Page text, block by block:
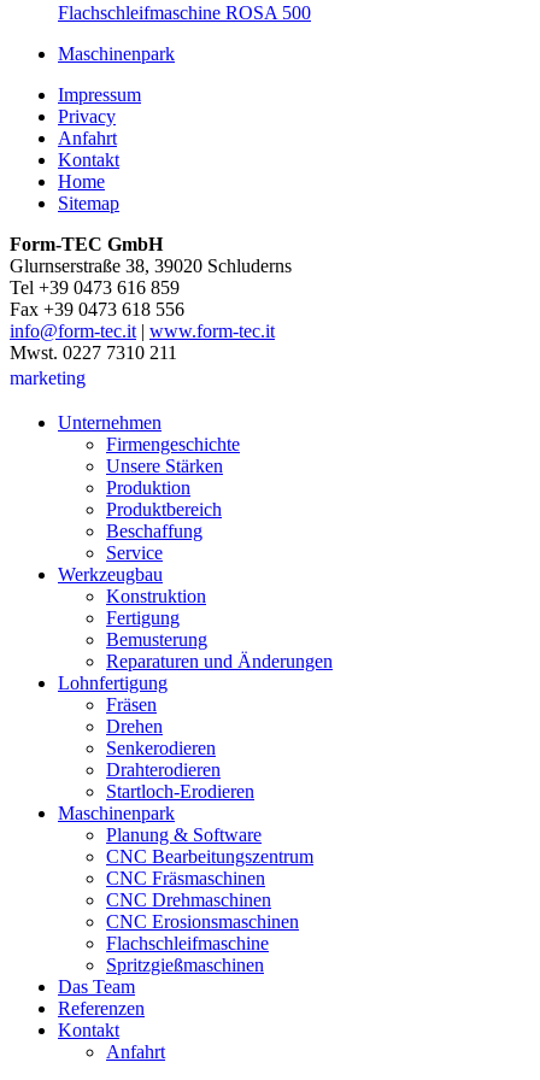
Flachschleifmaschine ROSA 500
Maschinenpark
Impressum
Privacy
Anfahrt
Kontakt
Home
Sitemap
Form-TEC GmbH
Glurnserstraße 38, 39020 Schluderns
Tel +39 0473 616 859
Fax +39 0473 618 556
info@form-tec.it| www.form-tec.it
Mwst. 0227 7310 211
marketing
Unternehmen
Firmengeschichte
Unsere Stärken
Produktion
Produktbereich
Beschaffung
Service
Werkzeugbau
Konstruktion
Fertigung
Bemusterung
Reparaturen und Änderungen
Lohnfertigung
Fräsen
Drehen
Senkerodieren
Drahterodieren
Startloch-Erodieren
Maschinenpark
Planung & Software
CNC Bearbeitungszentrum
CNC Fräsmaschinen
CNC Drehmaschinen
CNC Erosionsmaschinen
Flachschleifmaschine
Spritzgießmaschinen
Das Team
Referenzen
Kontakt
Anfahrt